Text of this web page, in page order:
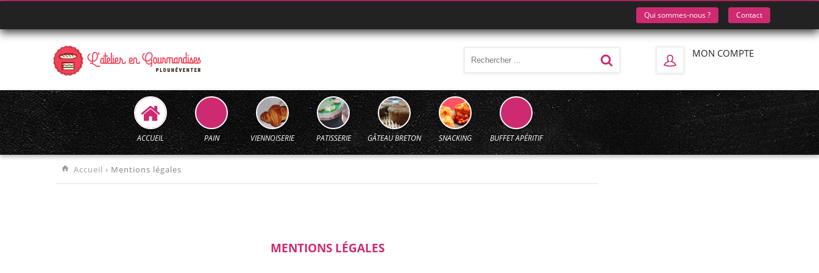
Qui sommes-nous ? Contact
MON COMPTE
ACCUEIL PAIN VIENNOISERIE PATISSERIE GÂTEAU BRETON SNACKING BUFFET APÉRITIF
Accueil › Mentions légales
MENTIONS LÉGALES